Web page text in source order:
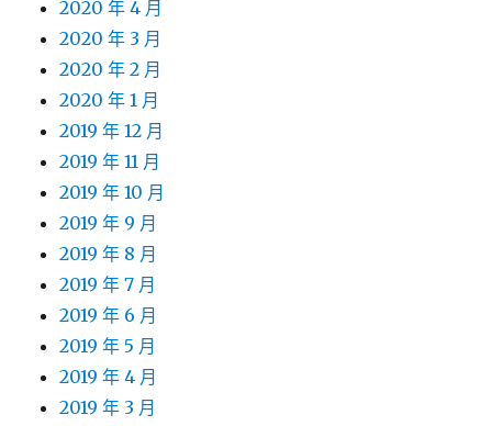
2020 年 4 月
2020 年 3 月
2020 年 2 月
2020 年 1 月
2019 年 12 月
2019 年 11 月
2019 年 10 月
2019 年 9 月
2019 年 8 月
2019 年 7 月
2019 年 6 月
2019 年 5 月
2019 年 4 月
2019 年 3 月